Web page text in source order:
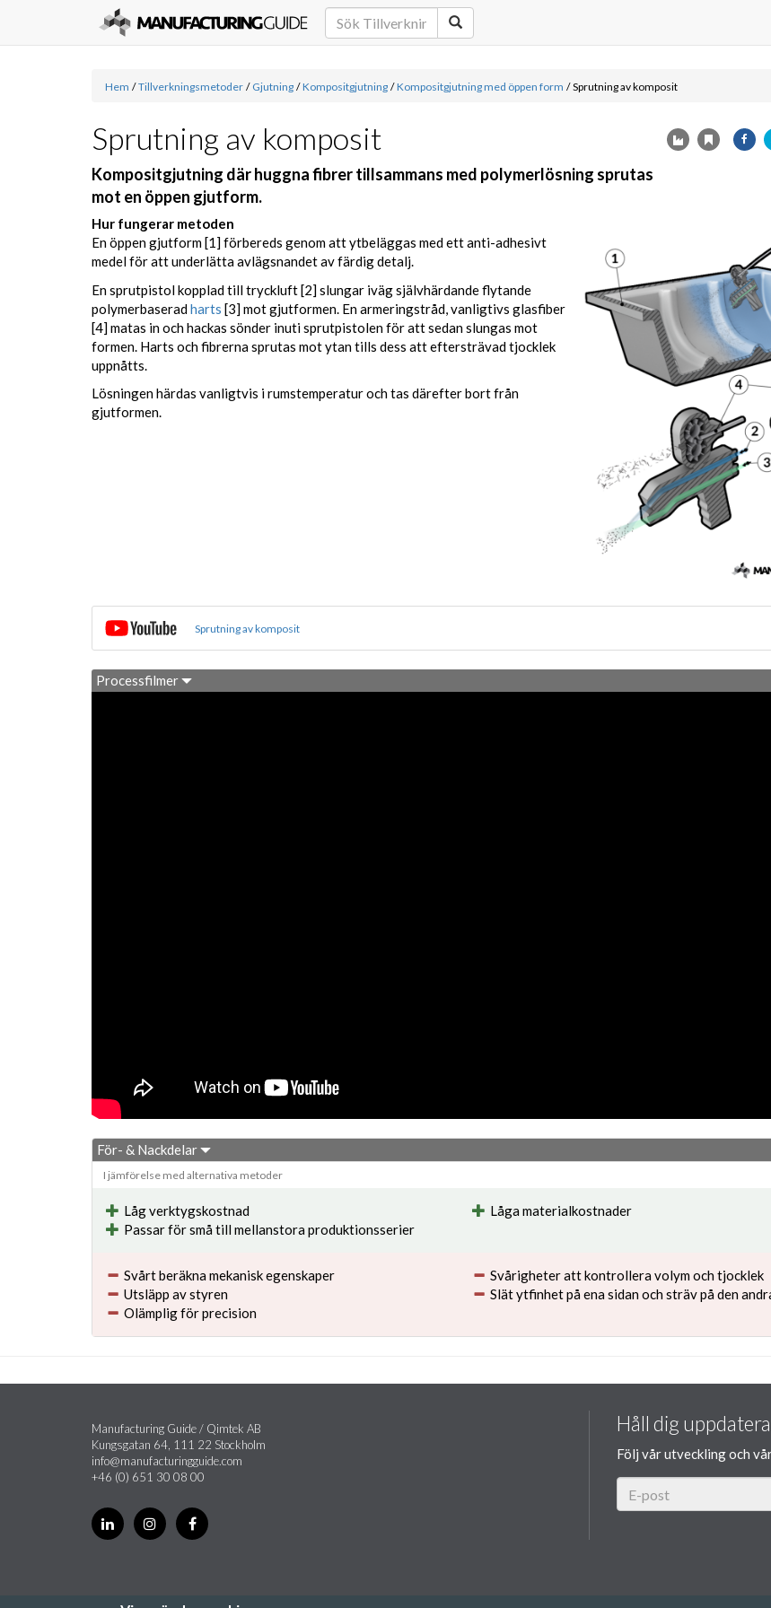
Hem / Tillverkningsmetoder / Gjutning / Kompositgjutning / Kompositgjutning med öppen form / Sprutning av komposit
Sprutning av komposit
Kompositgjutning där huggna fibrer tillsammans med polymerlösning sprutas
mot en öppen gjutform.
Hur fungerar metoden
En öppen gjutform [1] förbereds genom att ytbeläggas med ett anti-adhesivt
medel för att underlätta avlägsnandet av färdig detalj.
En sprutpistol kopplad till tryckluft [2] slungar iväg självhärdande flytande
polymerbaseradharts [3] mot gjutformen. En armeringstråd, vanligtivs glasfiber
[4] matas in och hackas sönder inuti sprutpistolen för att sedan slungas mot
formen. Harts och fibrerna sprutas mot ytan tills dess att eftersträvad tjocklek
uppnåtts.
Lösningen härdas vanligtvis i rumstemperatur och tas därefter bort från
gjutformen.
Sprutning av komposit
Processfilmer
För- & Nackdelar
I jämförelse med alternativa metoder
Låg verktygskostnad
Låga materialkostnader
Passar för små till mellanstora produktionsserier
Svårt beräkna mekanisk egenskaper
Svårigheter att kontrollera volym och tjocklek
Utsläpp av styren
Slät ytfinhet på ena sidan och sträv på den
Olämplig för precision
Manufacturing Guide / Qimtek AB
Kungsgatan 64, 111 22 Stockholm
info@manufacturingguide.com
+46 (0) 651 30 08 00
Håll dig
Följ vår utveckling och